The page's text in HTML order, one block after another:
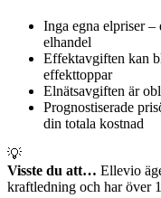
Inga egna elpriser
elhandel
Effektavgiften kan
effekttoppar
Elnätsavgiften är
Prognostiserade
din totala kostnad
💡
Visste du att… Ellevio
kraftledning och har över